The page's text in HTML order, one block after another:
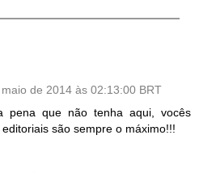
de 2014 às 02:13:00 BRT
pena que não tenha aqui, vocês
são sempre o máximo!!!